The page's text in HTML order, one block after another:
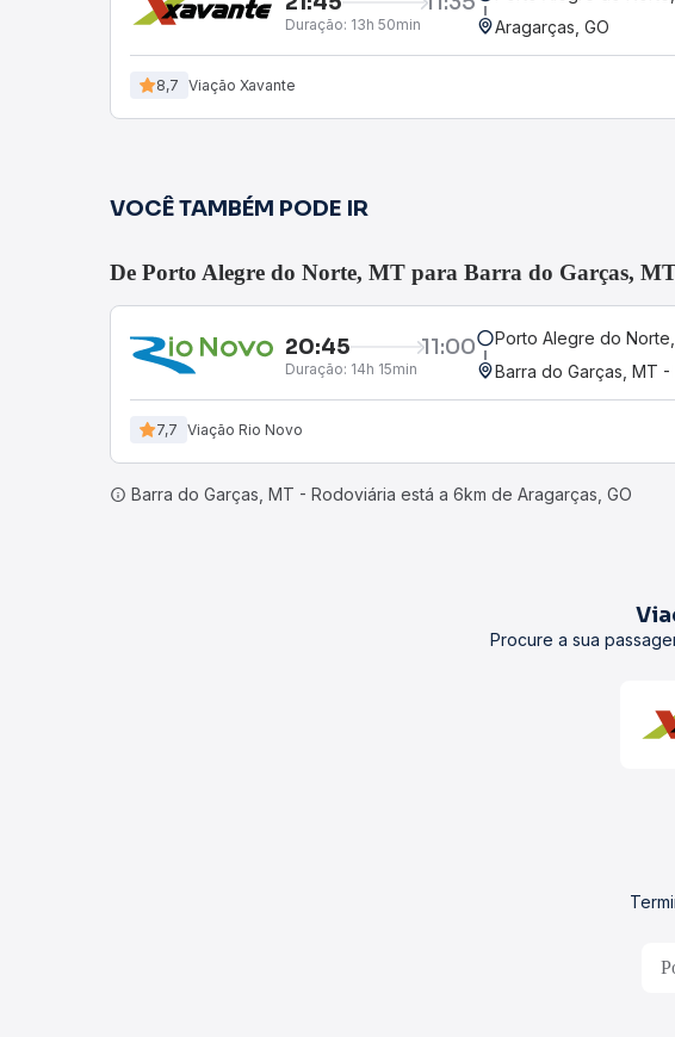
Duração: 13h 50min
Aragarças, GO
8,7 Viação Xavante
VOCÊ TAMBÉM PODE IR
De Porto Alegre do Norte, MT para Barra do Garças,
20:45 11:00
Duração: 14h 15min
Porto Alegre do
Barra do Garças, MT -
7,7 Viação Rio Novo
Barra do Garças, MT - Rodoviária está a 6km de Aragarças, GO
Procure a sua